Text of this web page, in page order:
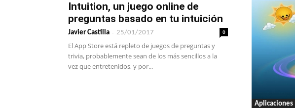
Intuition, un juego online de
preguntas basado en tu intuición
Javier Castilla - 25/01/2017 0
El App Store está repleto de juegos de preguntas y
trivia, probablemente sean de los más sencillos a la
vez que entretenidos, y por...
Aplicaciones